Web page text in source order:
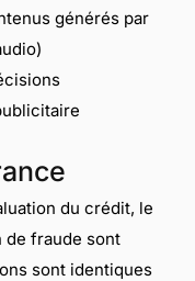
générés par
du crédit, le
de fraude sont
sont identiques